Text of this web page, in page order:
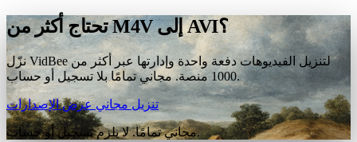
تحتاج أكثر من M4V إلى AVI؟
نزّل VidBee لتنزيل الفيديوهات دفعة واحدة وإدارتها عبر أكثر من
1000 منصة. مجاني تمامًا بلا تسجيل أو حساب.
تنزيل مجانيعرض الإصدارات
مجاني تمامًا. لا يلزم تسجيل أو حساب.